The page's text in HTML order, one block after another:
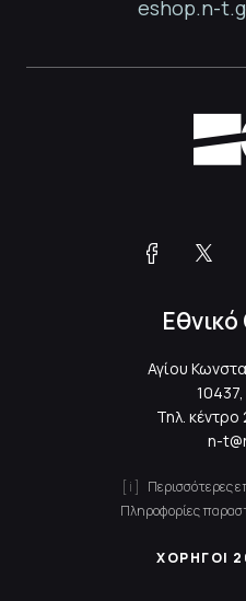
eshop.n-
Αγίου
Τηλ. κέντρο
n-
Περισσότερες
Πληροφορίες
ΧΟΡΗΓΟΙ